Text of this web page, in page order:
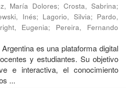
María Dolores;Crosta, Sabrina;
Inés; Lagorio, Silvia; Pardo,
Eugenia; Pereira, Fernando
es una plataforma digital
y estudiantes. Su objetivo
e interactiva, el conocimiento
...